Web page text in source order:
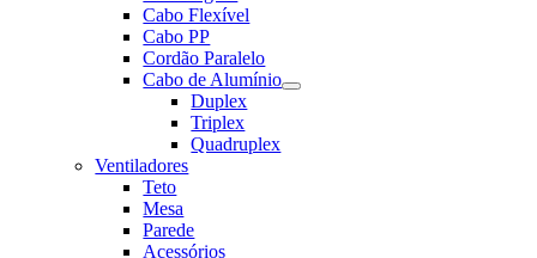
Cabo Flexível
Cabo PP
Cordão Paralelo
Cabo de Alumínio
Duplex
Triplex
Quadruplex
Ventiladores
Teto
Mesa
Parede
Acessórios